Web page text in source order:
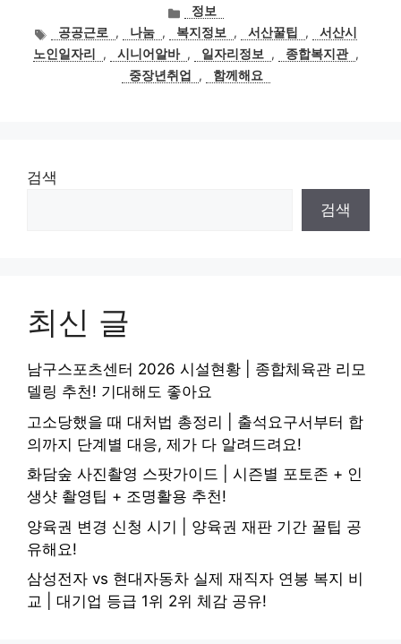
카
테
고
리
정보
태
그
공공근로 , 나눔 , 복지정보 , 서산꿀팁 ,
서산시
노인일자리
, 시니어알바 , 일자리정보 , 종합복지관 ,
중장년취업
, 함께해요
검색
검색
최신 글
남구스포츠센터 2026 시설현황 | 종합체육관 리모
델링 추천! 기대해도 좋아요
고소당했을 때 대처법 총정리 | 출석요구서부터 합
의까지 단계별 대응, 제가 다 알려드려요!
화담숲 사진촬영 스팟가이드 | 시즌별 포토존 + 인
생샷 촬영팁 + 조명활용 추천!
양육권 변경 신청 시기 | 양육권 재판 기간 꿀팁 공
유해요!
삼성전자 vs 현대자동차 실제 재직자 연봉 복지 비
교 | 대기업 등급 1위 2위 체감 공유!